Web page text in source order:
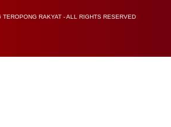
RAKYAT - ALL RIGHTS RESERVED